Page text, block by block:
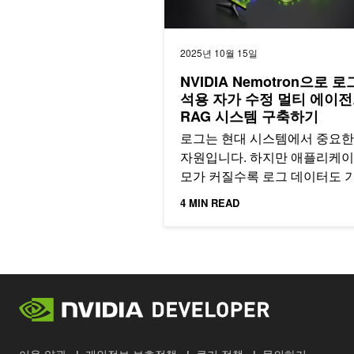
2025년 10월 15일
NVIDIA Nemotron으로 로
석용 자가 수정 멀티 에이
RAG 시스템 구축하기
로그는 현대 시스템에서 중요
자원입니다. 하지만 애플리케
모가 커질수록 로그 데이터도
수적으로 증가하면서…
4 MIN READ